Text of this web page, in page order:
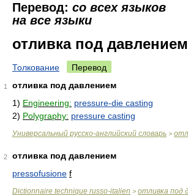
Перевод: со всех языков
на все языки
отливка под давлением
Толкование Перевод
1
отливка под давлением
1) Engineering: pressure-die casting
2) Polygraphy: pressure casting
Универсальный русско-английский словарь >
2
отливка под давлением
pressofusione f
Dictionnaire technique russo-italien > отливка под